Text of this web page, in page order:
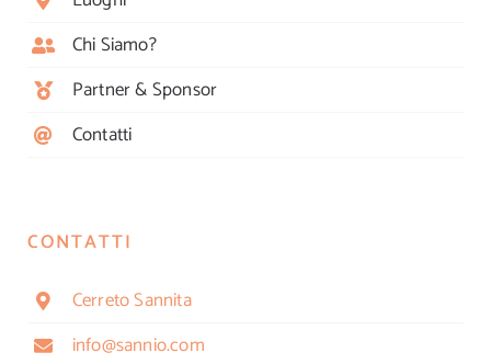
Chi Siamo?
Partner & Sponsor
Contatti
CONTATTI
Cerreto Sannita
info@sannio.com